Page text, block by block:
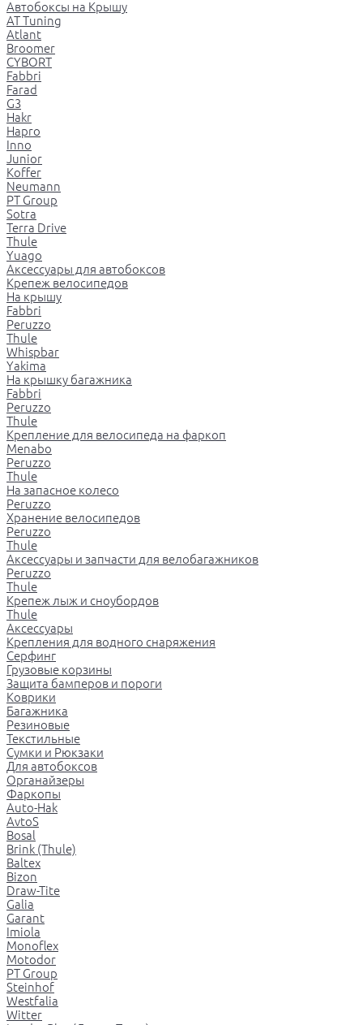
Автобоксы на Крышу
AT Tuning
Atlant
Broomer
CYBORT
Fabbri
Farad
G3
Hakr
Hapro
Inno
Junior
Koffer
Neumann
PT Group
Sotra
Terra Drive
Thule
Yuago
Аксессуары для автобоксов
Крепеж велосипедов
На крышу
Fabbri
Peruzzo
Thule
Whispbar
Yakima
На крышку багажника
Fabbri
Peruzzo
Thule
Крепление для велосипеда на фаркоп
Menabo
Peruzzo
Thule
На запасное колесо
Peruzzo
Хранение велосипедов
Peruzzo
Thule
Аксессуары и запчасти для велобагажников
Peruzzo
Thule
Крепеж лыж и сноубордов
Thule
Аксессуары
Крепления для водного снаряжения
Серфинг
Грузовые корзины
Защита бамперов и пороги
Коврики
Багажника
Резиновые
Текстильные
Сумки и Рюкзаки
Для автобоксов
Органайзеры
Фаркопы
Auto-Hak
AvtoS
Bosal
Brink (Thule)
Baltex
Bizon
Draw-Tite
Galia
Garant
Imiola
Monoflex
Motodor
PT Group
Steinhof
Westfalia
Witter